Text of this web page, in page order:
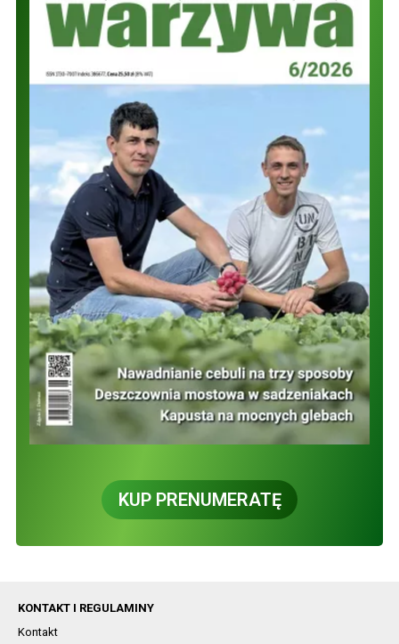
KUP PRENUMERATĘ
KONTAKT I REGULAMINY
Kontakt